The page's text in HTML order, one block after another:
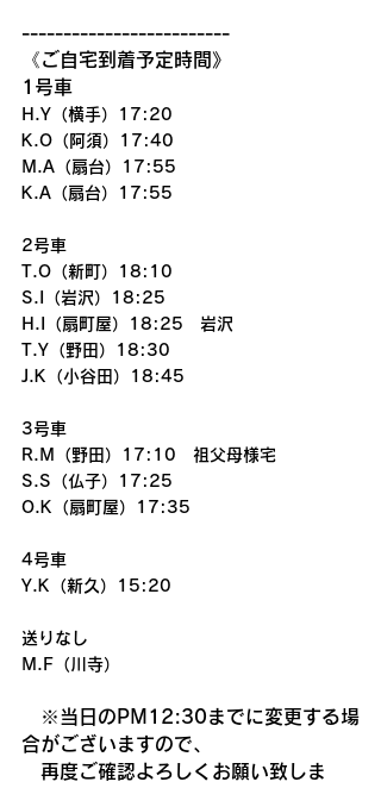
-------------------------
《ご自宅到着予定時間》
1号車
H.Y（横手）17:20
K.O（阿須）17:40
M.A（扇台）17:55
K.A（扇台）17:55
2号車
T.O（新町）18:10
S.I（岩沢）18:25
H.I（扇町屋）18:25　岩沢
T.Y（野田）18:30
J.K（小谷田）18:45
3号車
R.M（野田）17:10　祖父母様宅
S.S（仏子）17:25
O.K（扇町屋）17:35
4号車
Y.K（新久）15:20
送りなし
M.F（川寺）
※当日のPM12:30までに変更する場
合がございますので、
再度ご確認よろしくお願い致しま